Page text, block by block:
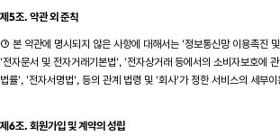
제5조. 약관 외 준칙
① 본 약관에 명시되지 않은 사항에 대해서는 '정보통신망 이용촉진
'전자문서 및 전자거래기본법', '전자상거래 등에서의 소비자보호에
법률', '전자서명법', 등의 관계 법령 및 '회사'가 정한 서비스의 세부
제6조. 회원가입 및 계약의 성립